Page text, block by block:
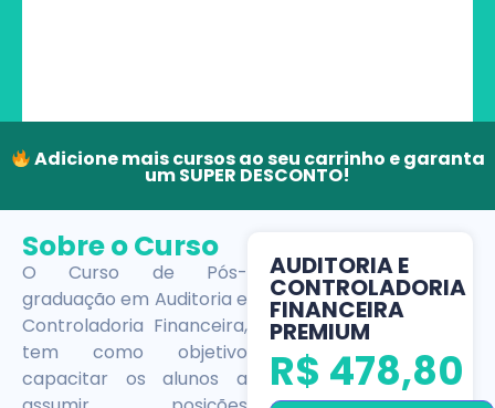
Adicione mais cursos ao seu carrinho e garanta
um SUPER DESCONTO!
Sobre o Curso
O Curso de Pós-
graduação em Auditoria e
Controladoria Financeira,
tem como objetivo
capacitar os alunos a
AUDITORIA E
CONTROLADORIA
FINANCEIRA
PREMIUM
R$ 478,80